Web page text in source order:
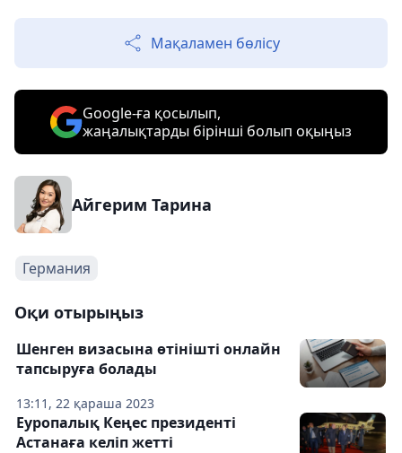
Мақаламен бөлісу
Google-ға қосылып,
жаңалықтарды бірінші болып оқыңыз
Айгерим Тарина
Германия
Оқи отырыңыз
13:11, 22 қараша 2023
Шенген визасына өтінішті онлайн
тапсыруға болады
Еуропалық Кеңес президенті
Астанаға келіп жетті